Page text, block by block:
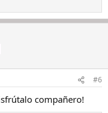
#6
compañero!